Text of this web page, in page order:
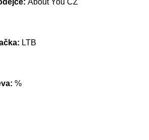
About You CZ
LTB
%